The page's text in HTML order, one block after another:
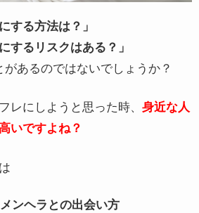
する方法は？」
するリスクはある？」
があるのではないでしょうか？
レにしようと思った時、 身近な人
いですよね？
ンヘラとの出会い方